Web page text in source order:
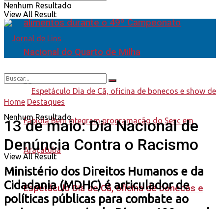
alimentos durante o 49º Campeonato
Nacional do Quarto de Milha
Espetáculo Dia de Cã, oficina de bonecos e
Nenhum Resultado
View All Result
Nenhum Resultado
View All Result
Home Destaques
13 de maio: Dia Nacional de
Denúncia Contra o Racismo
Ministério dos Direitos Humanos e da
Cidadania (MDHC) é articulador de
políticas públicas para combate ao